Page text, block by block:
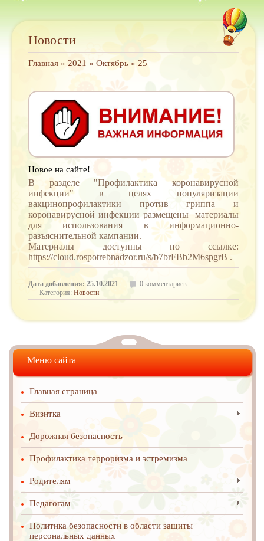
Новости
Главная » 2021 » Октябрь » 25
Новое на сайте!
В разделе "Профилактика коронавирусной
инфекции" вцелях популяризации
вакцинопрофилактики против гриппа и
коронавирусной инфекции размещены материалы
для использования в информационно-
разъяснительной кампании.
Материалы доступны по ссылке:
https://cloud.rospotrebnadzor.ru/s/b7brFBb2M6spgrB .
Дата добавления: 25.10.2021
0 комментариев
Категория: Новости
Меню сайта
Главная страница
Визитка
Дорожная безопасность
Профилактика терроризма и эстремизма
Родителям
Педагогам
Политика безопасности в области защиты
персональных данных